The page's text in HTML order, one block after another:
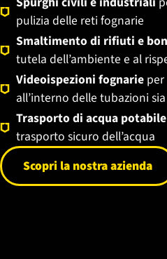
pulizia delle reti fognarie
Smaltimento di rifiuti e
tutela dell’ambiente e al
Videoispezioni fognarie
all’interno delle tubazioni
Trasporto di acqua potabile
trasporto sicuro dell’acqua
Scopri la nostra azienda